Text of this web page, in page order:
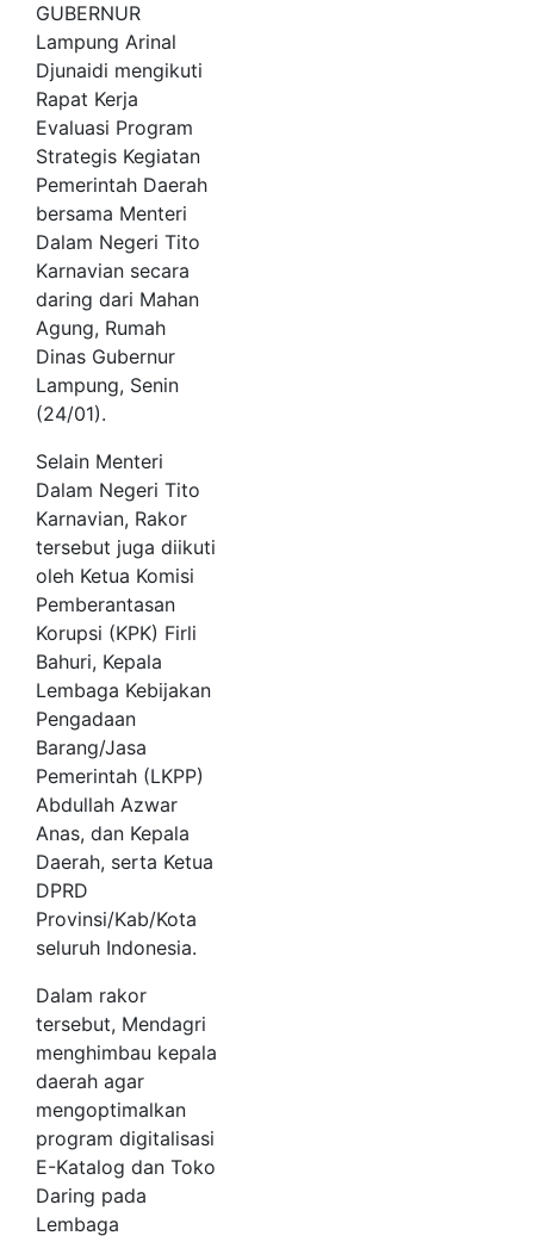
GUBERNUR
Lampung Arinal
Djunaidi mengikuti
Rapat Kerja
Evaluasi Program
Strategis Kegiatan
Pemerintah Daerah
bersama Menteri
Dalam Negeri Tito
Karnavian secara
daring dari Mahan
Agung, Rumah
Dinas Gubernur
Lampung, Senin
(24/01).
Selain Menteri
Dalam Negeri Tito
Karnavian, Rakor
tersebut juga diikuti
oleh Ketua Komisi
Pemberantasan
Korupsi (KPK) Firli
Bahuri, Kepala
Lembaga Kebijakan
Pengadaan
Barang/Jasa
Pemerintah (LKPP)
Abdullah Azwar
Anas, dan Kepala
Daerah, serta Ketua
DPRD
Provinsi/Kab/Kota
seluruh Indonesia.
Dalam rakor
tersebut, Mendagri
menghimbau kepala
daerah agar
mengoptimalkan
program digitalisasi
E-Katalog dan Toko
Daring pada
Lembaga